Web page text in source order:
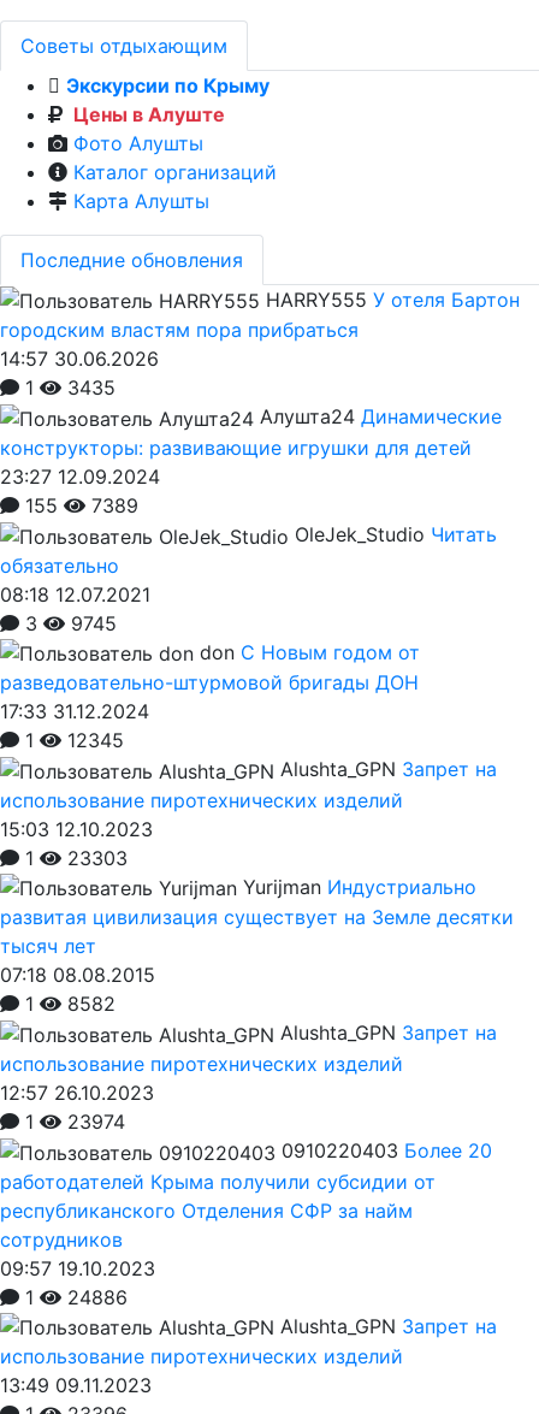
Советы отдыхающим
Экскурсии по Крыму
Цены в Алуште
Фото Алушты
Каталог организаций
Карта Алушты
Последние обновления
HARRY555 У отеля Бартон
городским властям пора прибраться
14:57 30.06.2026
1
3435
Алушта24 Динамические
конструкторы: развивающие игрушки для детей
23:27 12.09.2024
155
7389
OleJek_Studio Читать
обязательно
08:18 12.07.2021
3
9745
don С Новым годом от
разведовательно-штурмовой бригады ДОН
17:33 31.12.2024
1
12345
Alushta_GPN Запрет на
использование пиротехнических изделий
15:03 12.10.2023
1
23303
Yurijman Индустриально
развитая цивилизация существует на Земле десятки
тысяч лет
07:18 08.08.2015
1
8582
Alushta_GPN Запрет на
использование пиротехнических изделий
12:57 26.10.2023
1
23974
0910220403 Более 20
работодателей Крыма получили субсидии от
республиканского Отделения СФР за найм
сотрудников
09:57 19.10.2023
1
24886
Alushta_GPN Запрет на
использование пиротехнических изделий
13:49 09.11.2023